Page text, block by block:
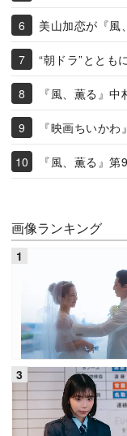
美山加恋が『風
“朝ドラ”ととも
『風、薫る』
『映画ちいか
『風、薫る』
画像ランキング